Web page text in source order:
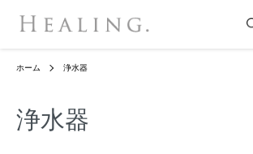
ホーム 浄水器
浄水器